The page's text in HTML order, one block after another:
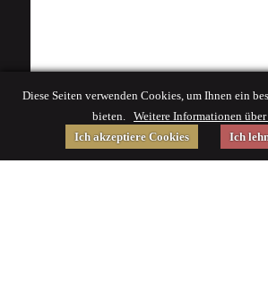
Diese Seiten verwenden Cookies, um Ihnen ein
bieten. Weitere Informationen
Ich akzeptiere Cookies
Ich